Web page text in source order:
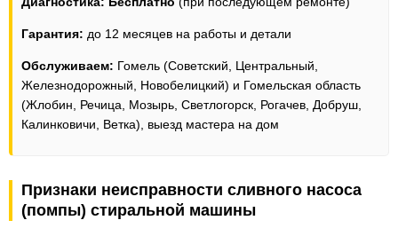
Гарантия: до 12 месяцев на работы и детали
Обслуживаем: Гомель (Советский, Центральный,
Железнодорожный, Новобелицкий) и Гомельская область
(Жлобин, Речица, Мозырь, Светлогорск, Рогачев, Добруш,
Калинковичи, Ветка), выезд мастера на дом
Признаки неисправности сливного насоса
(помпы) стиральной машины